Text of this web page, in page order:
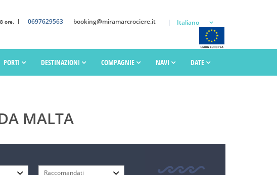
ore. 0697629563 booking@miramarcrociere.it Italiano
PORTI DESTINAZIONI COMPAGNIE NAVI DATE
MALTA